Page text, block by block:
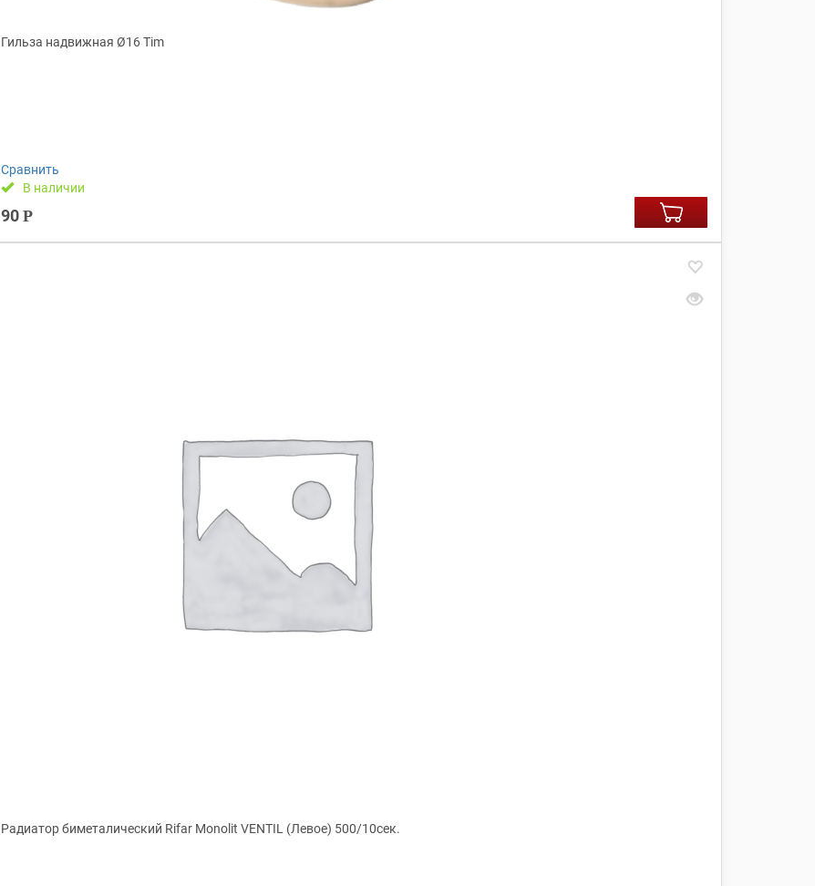
Гильза надвижная Ø16 Tim
Сравнить
В наличии
90 Р
Радиатор биметалический Rifar Monolit VENTIL (Левое) 500/10сек.